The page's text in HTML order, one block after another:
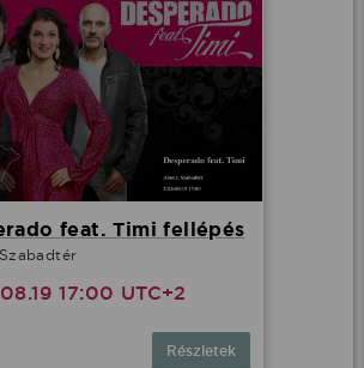
feat. Timi fellépés
17:00 UTC+2
Részletek